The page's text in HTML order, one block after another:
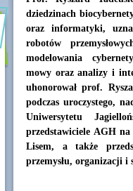
dziedzinach
oraz informatyki,
robotów
modelowania
mowy oraz analizy i
uhonorował prof.
podczas uroczystego,
Uniwersytetu
przedstawiciele AGH
Lisem, a także
przemysłu, organizacji i